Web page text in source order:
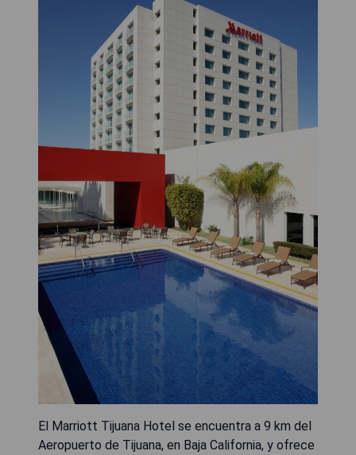
El Marriott Tijuana Hotel se encuentra a 9 km del
Aeropuerto de Tijuana, en Baja California, y ofrece